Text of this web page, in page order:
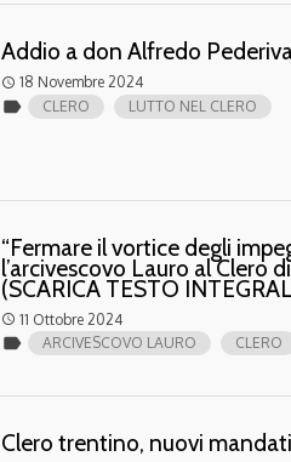
Addio a don Alfredo
access_time 18 Novembre 2024
label CLERO LUTTO NEL CLERO
“Fermare il vortice degli
l’arcivescovo Lauro al Clero
(SCARICA TESTO
access_time 11 Ottobre 2024
label ARCIVESCOVO LAURO CLERO
Clero trentino, nuovi